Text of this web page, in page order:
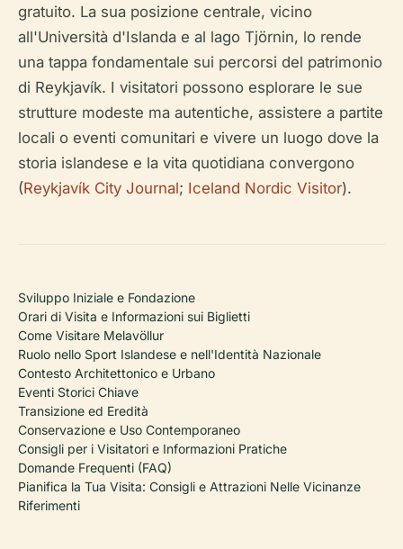
gratuito. La sua posizione centrale, vicino
all'Università d'Islanda e al lago Tjörnin, lo rende
una tappa fondamentale sui percorsi del patrimonio
di Reykjavík. I visitatori possono esplorare le sue
strutture modeste ma autentiche, assistere a partite
locali o eventi comunitari e vivere un luogo dove la
storia islandese e la vita quotidiana convergono
(Reykjavík City Journal; Iceland Nordic Visitor).
Sviluppo Iniziale e Fondazione
Orari di Visita e Informazioni sui Biglietti
Come Visitare Melavöllur
Ruolo nello Sport Islandese e nell'Identità Nazionale
Contesto Architettonico e Urbano
Eventi Storici Chiave
Transizione ed Eredità
Conservazione e Uso Contemporaneo
Consigli per i Visitatori e Informazioni Pratiche
Domande Frequenti (FAQ)
Pianifica la Tua Visita: Consigli e Attrazioni Nelle Vicinanze
Riferimenti